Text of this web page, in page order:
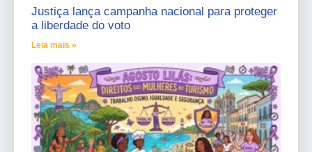
Justiça lança campanha nacional para proteger
a liberdade do voto
Leia mais »